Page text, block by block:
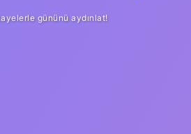
gününü aydınlat!